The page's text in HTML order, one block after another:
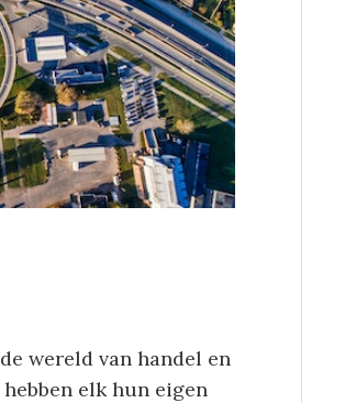
wereld van handel en
elk hun eigen